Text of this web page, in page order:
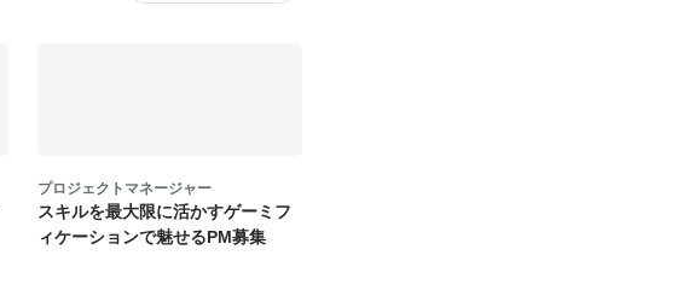
プロジェクトマネージャー
スキルを最大限に活かすゲーミフ
ィケーションで魅せるPM募集